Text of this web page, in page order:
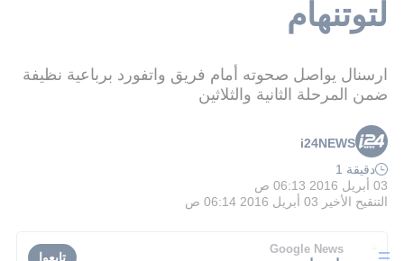
لتوتنهام
ارسنال يواصل صحوته أمام فريق واتفورد برباعية نظيفة
ضمن المرحلة الثانية والثلاثين
i24NEWS
دقيقة 1
03 أبريل 2016 06:13 ص
التنقيح الأخير 03 أبريل 2016 06:14 ص
Google News
تابعوا